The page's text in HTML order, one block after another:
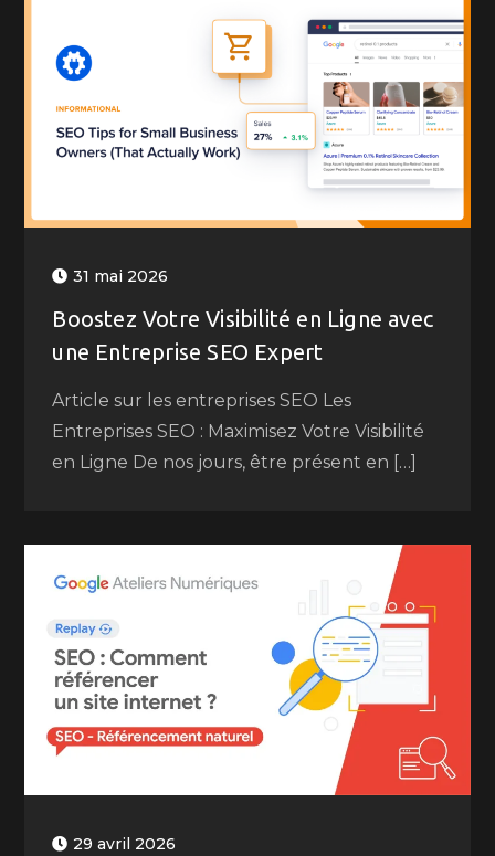
31 mai 2026
Boostez Votre Visibilité en Ligne avec
une Entreprise SEO Expert
Article sur les entreprises SEO Les
Entreprises SEO : Maximisez Votre Visibilité
en Ligne De nos jours, être présent en […]
29 avril 2026